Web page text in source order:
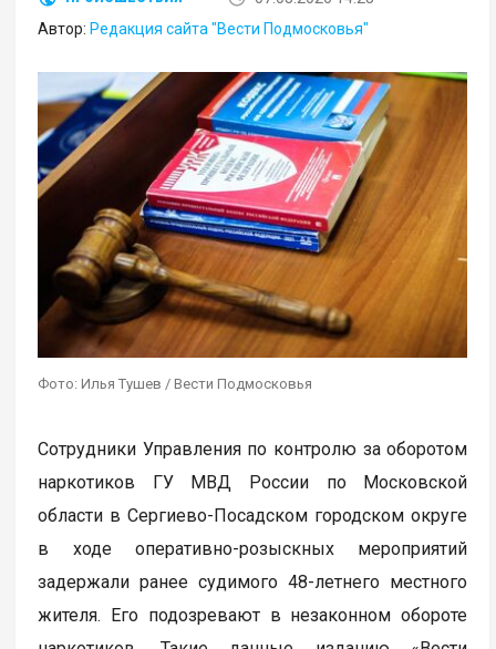
Автор: Редакция сайта "Вести Подмосковья"
Фото: Илья Тушев / Вести Подмосковья
Сотрудники Управления по контролю за оборотом
наркотиков ГУ МВД России по Московской
области в Сергиево-Посадском городском округе
в ходе оперативно-розыскных мероприятий
задержали ранее судимого 48-летнего местного
жителя. Его подозревают в незаконном обороте